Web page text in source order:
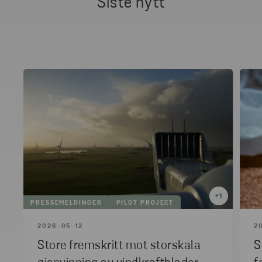
Siste nytt
+1
PRESSEMELDINGER
PILOT PROJECT
2026-05-12
Store fremskritt mot storskala